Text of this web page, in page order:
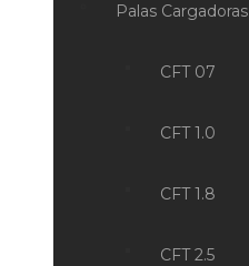
Palas Cargadoras
CFT 07
CFT 1.0
CFT 1.8
CFT 2.5